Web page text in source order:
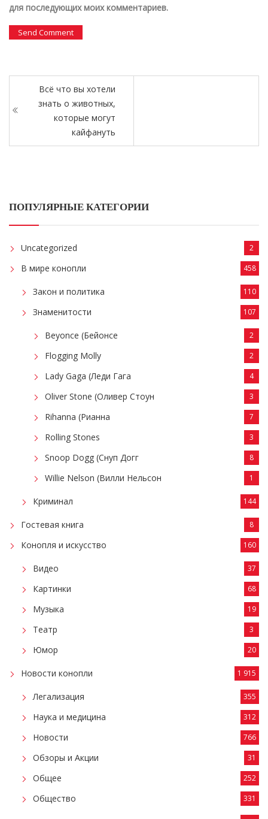
для последующих моих комментариев.
Всё что вы хотели
знать о животных,
которые могут
кайфануть
ПОПУЛЯРНЫЕ КАТЕГОРИИ
Uncategorized 2
В мире конопли 458
Закон и политика 110
Знаменитости 107
Beyonce (Бейонсе 2
Flogging Molly 2
Lady Gaga (Леди Гага 4
Oliver Stone (Оливер Стоун 3
Rihanna (Рианна 7
Rolling Stones 3
Snoop Dogg (Снуп Догг 8
Willie Nelson (Вилли Нельсон 1
Криминал 144
Гостевая книга 8
Конопля и искусство 160
Видео 37
Картинки 68
Музыка 19
Театр 3
Юмор 20
Новости конопли 1 915
Легализация 355
Наука и медицина 312
Новости 766
Обзоры и Акции 31
Общее 252
Общество 331